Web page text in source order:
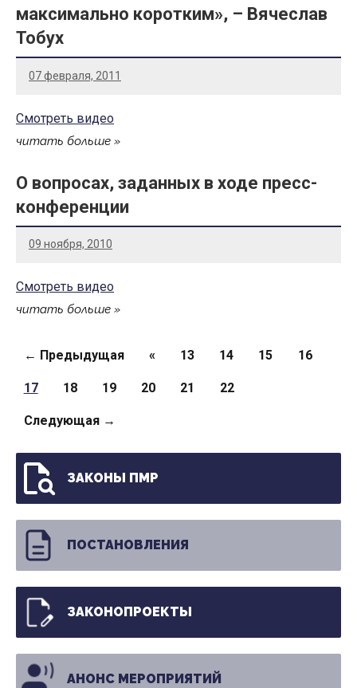
максимально коротким», – Вячеслав
Тобух
07 февраля, 2011
Смотреть видео
читать больше
О вопросах, заданных в ходе пресс-
конференции
09 ноября, 2010
Смотреть видео
читать больше
Страницы
← Предыдущая « 13 14 15 16
17 18 19 20 21 22
Следующая →
ЗАКОНЫ ПМР
ПОСТАНОВЛЕНИЯ
ЗАКОНОПРОЕКТЫ
АНОНС МЕРОПРИЯТИЙ